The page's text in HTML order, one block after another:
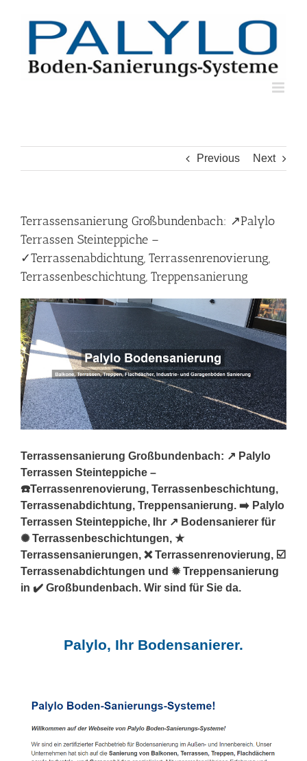
Previous Next
Terrassensanierung Großbundenbach: ↗️Palylo
Terrassen Steinteppiche –
✓Terrassenabdichtung, Terrassenrenovierung,
Terrassenbeschichtung, Treppensanierung
Terrassensanierung Großbundenbach: ↗️ Palylo
Terrassen Steinteppiche –
☎️Terrassenrenovierung, Terrassenbeschichtung,
Terrassenabdichtung, Treppensanierung. ➡️ Palylo
Terrassen Steinteppiche, Ihr ↗️ Bodensanierer für
✺ Terrassenbeschichtungen, ★
Terrassensanierungen, ❌ Terrassenrenovierung, ☑️
Terrassenabdichtungen und ✹ Treppensanierung
in ✔️ Großbundenbach. Wir sind für Sie da.
Palylo, Ihr Bodensanierer.